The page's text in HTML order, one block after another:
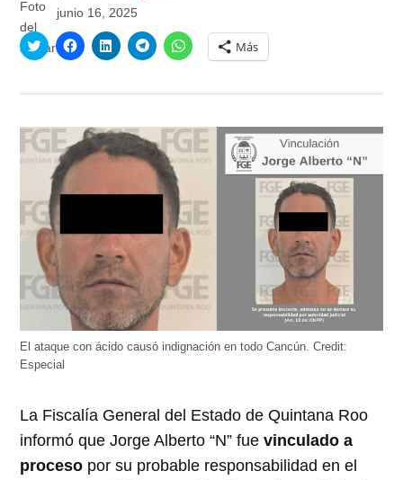
junio 16, 2025
Haz
clic
en
abre
en
una
ventana
nueva)
Haz
clic
en
abre
en
una
ventana
Haz
clic
en
abre
en
una
ventana
nueva)
Haz
clic
en
abre
una
ventana
nueva)
Haz
clic
para
en
abre
en
una
ventana
Más
El ataque con ácido causó indignación en todo Cancún.Credit:
Especial
La Fiscalía General del Estado de Quintana Roo
informó que Jorge Alberto “N” fuevinculado a
proceso por su probable responsabilidad en el